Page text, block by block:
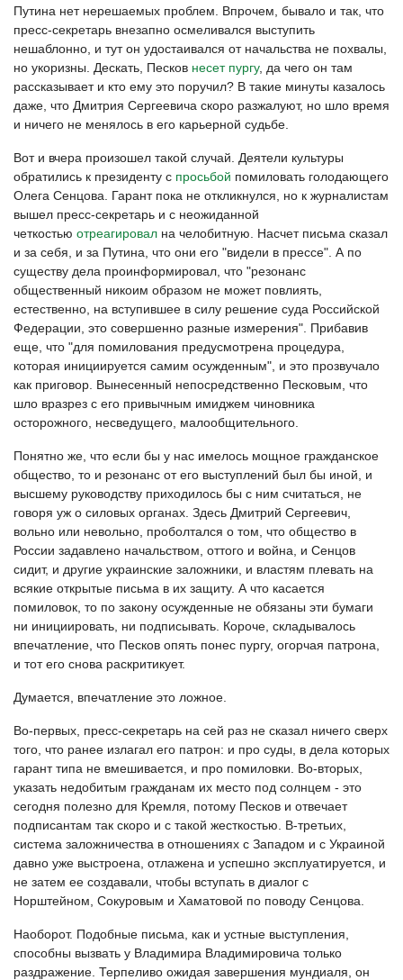
Путина нет нерешаемых проблем. Впрочем, бывало и так, что
пресс-секретарь внезапно осмеливался выступить
нешаблонно, и тут он удостаивался от начальства не похвалы,
но укоризны. Дескать, Песков несет пургу, да чего он там
рассказывает и кто ему это поручил? В такие минуты казалось
даже, что Дмитрия Сергеевича скоро разжалуют, но шло время
и ничего не менялось в его карьерной судьбе.
Вот и вчера произошел такой случай. Деятели культуры
обратились к президенту с просьбой помиловать голодающего
Олега Сенцова. Гарант пока не откликнулся, но к журналистам
вышел пресс-секретарь и с неожиданной
четкостью отреагировал на челобитную. Насчет письма сказал
и за себя, и за Путина, что они его "видели в прессе". А по
существу дела проинформировал, что "резонанс
общественный никоим образом не может повлиять,
естественно, на вступившее в силу решение суда Российской
Федерации, это совершенно разные измерения". Прибавив
еще, что "для помилования предусмотрена процедура,
которая инициируется самим осужденным", и это прозвучало
как приговор. Вынесенный непосредственно Песковым, что
шло вразрез с его привычным имиджем чиновника
осторожного, несведущего, малообщительного.
Понятно же, что если бы у нас имелось мощное гражданское
общество, то и резонанс от его выступлений был бы иной, и
высшему руководству приходилось бы с ним считаться, не
говоря уж о силовых органах. Здесь Дмитрий Сергеевич,
вольно или невольно, проболтался о том, что общество в
России задавлено начальством, оттого и война, и Сенцов
сидит, и другие украинские заложники, и властям плевать на
всякие открытые письма в их защиту. А что касается
помиловок, то по закону осужденные не обязаны эти бумаги
ни инициировать, ни подписывать. Короче, складывалось
впечатление, что Песков опять понес пургу, огорчая патрона,
и тот его снова раскритикует.
Думается, впечатление это ложное.
Во-первых, пресс-секретарь на сей раз не сказал ничего сверх
того, что ранее излагал его патрон: и про суды, в дела которых
гарант типа не вмешивается, и про помиловки. Во-вторых,
указать недобитым гражданам их место под солнцем - это
сегодня полезно для Кремля, потому Песков и отвечает
подписантам так скоро и с такой жесткостью. В-третьих,
система заложничества в отношениях с Западом и с Украиной
давно уже выстроена, отлажена и успешно эксплуатируется, и
не затем ее создавали, чтобы вступать в диалог с
Норштейном, Сокуровым и Хаматовой по поводу Сенцова.
Наоборот. Подобные письма, как и устные выступления,
способны вызвать у Владимира Владимировича только
раздражение. Терпеливо ожидая завершения мундиаля, он